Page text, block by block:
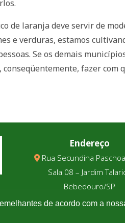
de laranja deve servir de
e verduras, estamos
Se os demais
fazer com
Endereço
Rua Secundina
Sala 08 – Jardim
Bebedouro/SP
de acordo com a